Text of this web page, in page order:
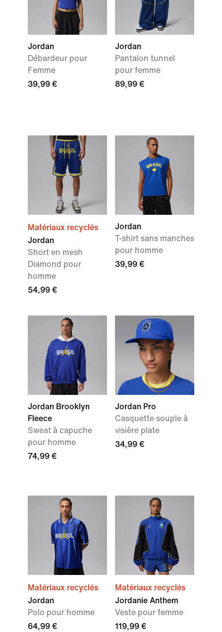
Jordan
Débardeur pour
Femme
39,99 €
Jordan
Pantalon tunnel
pour femme
89,99 €
Matériaux recyclés
Jordan
Short en mesh
Diamond pour
homme
54,99 €
Jordan
T-shirt sans manches
pour homme
39,99 €
Jordan Brooklyn
Fleece
Sweat à capuche
pour homme
74,99 €
Jordan Pro
Casquette souple à
visière plate
34,99 €
Matériaux recyclés
Jordan
Polo pour homme
64,99 €
Matériaux recyclés
Jordanie Anthem
Veste pour femme
119,99 €